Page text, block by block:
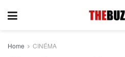
Home CINÉMA